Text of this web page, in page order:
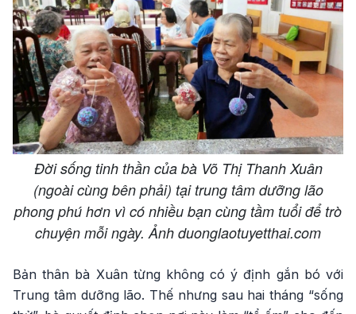
Đời sống tinh thần của bà Võ Thị Thanh Xuân
(ngoài cùng bên phải) tại trung tâm dưỡng lão
phong phú hơn vì có nhiều bạn cùng tầm tuổi để trò
chuyện mỗi ngày. Ảnh duonglaotuyetthai.com
Bản thân bà Xuân từng không có ý định gắn bó với
Trung tâm dưỡng lão. Thế nhưng sau hai tháng “sống